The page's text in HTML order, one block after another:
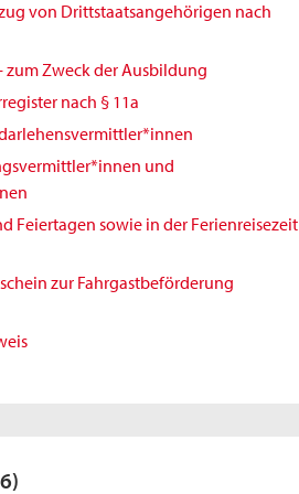
von Drittstaatsangehörigen nach
Zweck der Ausbildung
nach § 11a
und
Feiertagen sowie in der Ferienreisezeit
zur Fahrgastbeförderung